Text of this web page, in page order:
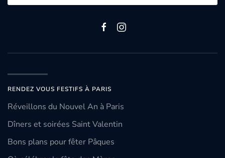
RENDEZ VOUS FESTIFS À PARIS
Réveillons du Nouvel An à Paris
Dîners et soirées Saint Valentin
Bons plans pour fêter Pâques